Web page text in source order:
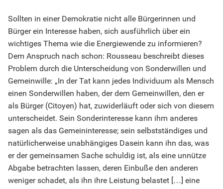
Sollten in einer Demokratie nicht alle Bürgerinnen und
Bürger ein Interesse haben, sich ausführlich über ein
wichtiges Thema wie die Energiewende zu informieren?
Dem Anspruch nach schon: Rousseau beschreibt dieses
Problem durch die Unterscheidung von Sonderwillen und
Gemeinwille: „In der Tat kann jedes Individuum als Mensch
einen Sonderwillen haben, der dem Gemeinwillen, den er
als Bürger (Citoyen) hat, zuwiderläuft oder sich von diesem
unterscheidet. Sein Sonderinteresse kann ihm anderes
sagen als das Gemeininteresse; sein selbstständiges und
natürlicherweise unabhängiges Dasein kann ihn das, was
er der gemeinsamen Sache schuldig ist, als eine unnütze
Abgabe betrachten lassen, deren Einbuße den anderen
weniger schadet, als ihn ihre Leistung belastet […] eine